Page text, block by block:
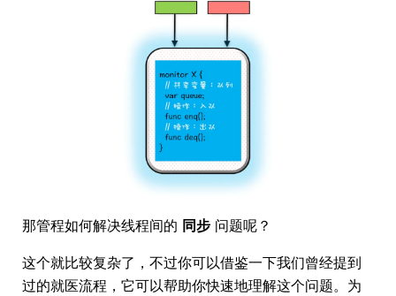
那管程如何解决线程间的 同步 问题呢？
这个就比较复杂了，不过你可以借鉴一下我们曾经提到
过的就医流程，它可以帮助你快速地理解这个问题。为